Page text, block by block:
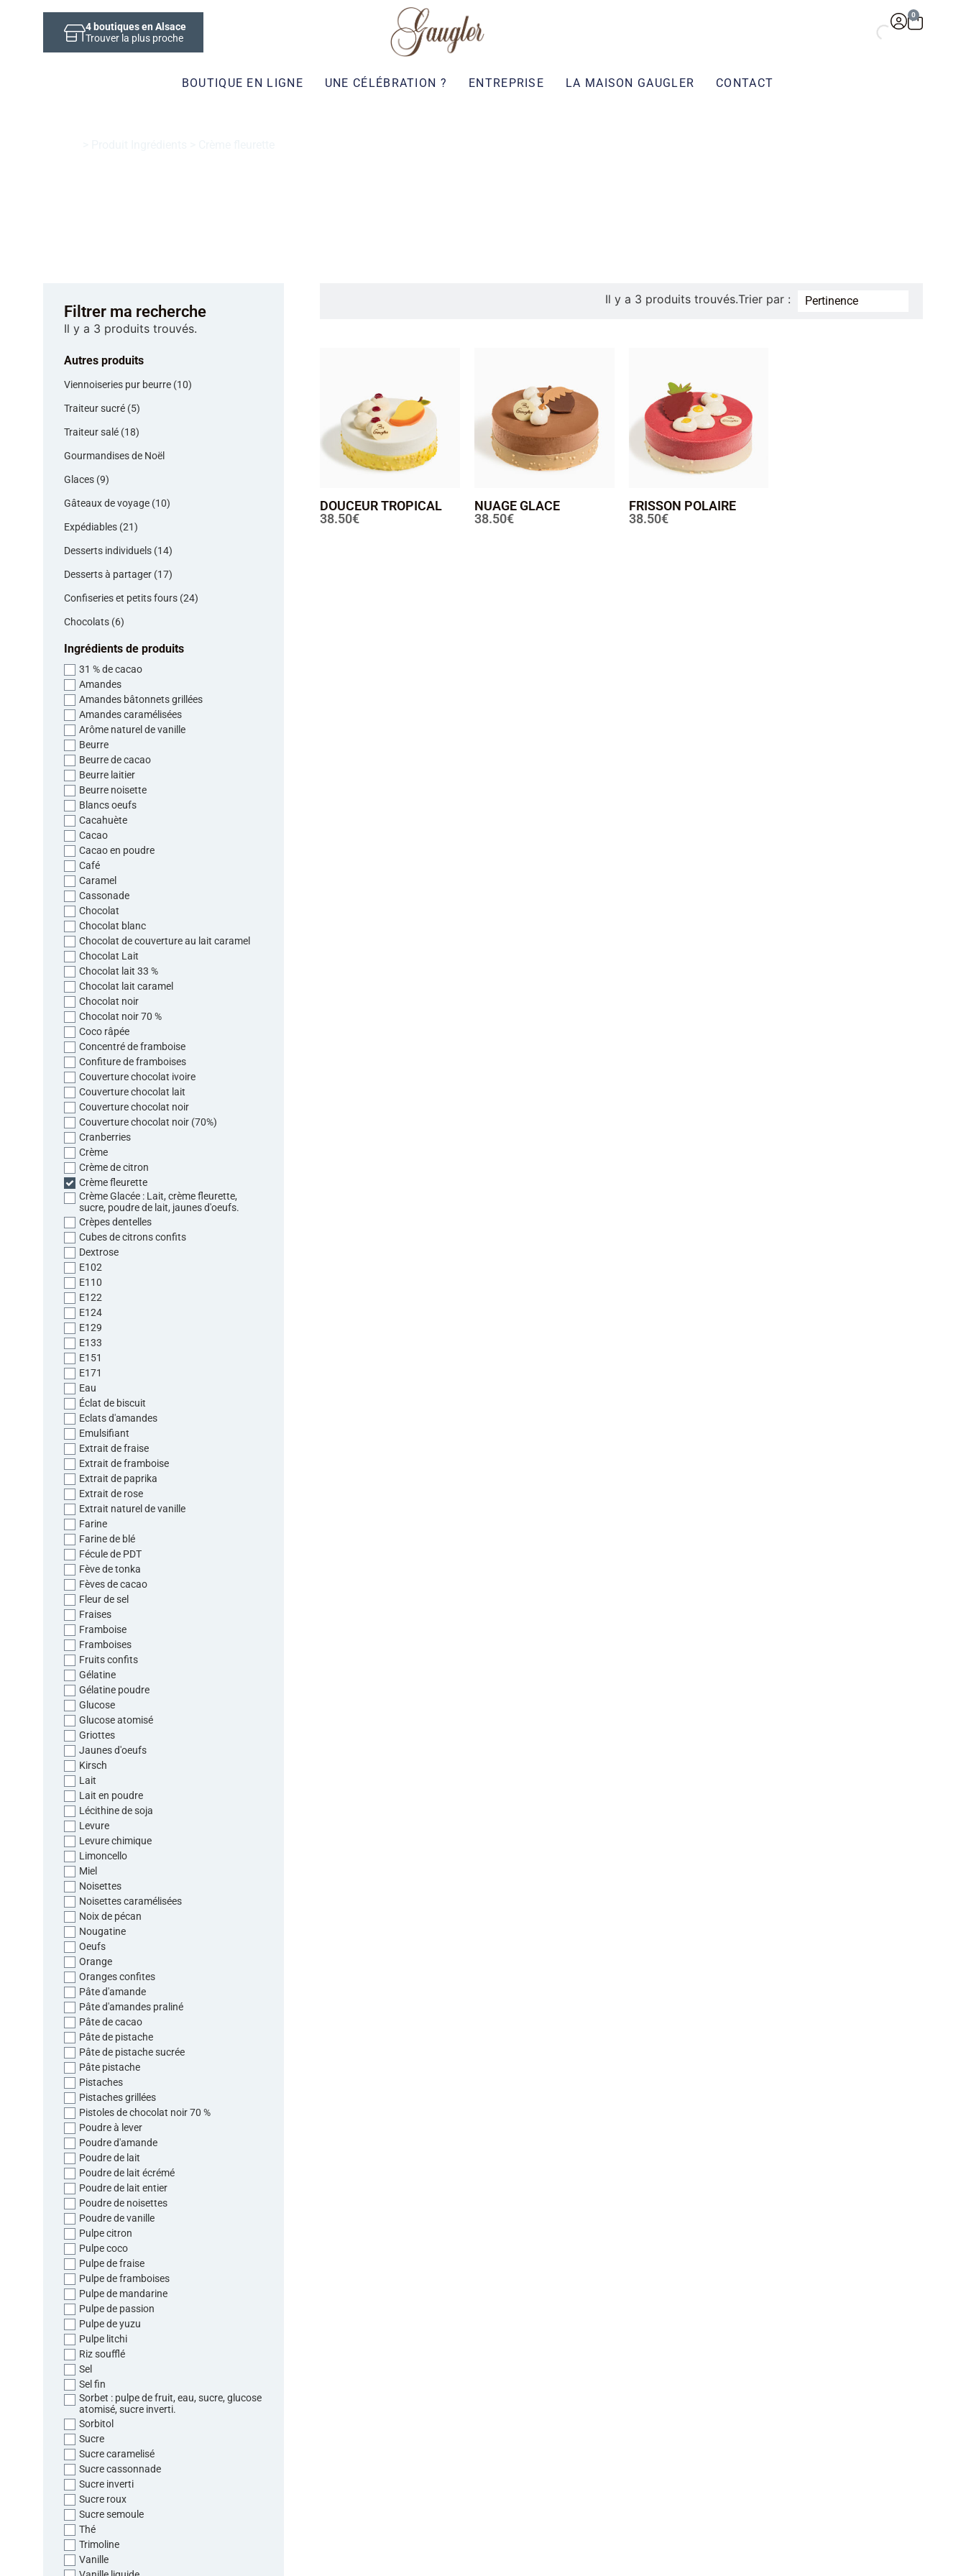
4 boutiques en Alsace
Trouver la plus proche
0
BOUTIQUE EN LIGNE UNE CÉLÉBRATION ? ENTREPRISE LA MAISON GAUGLER CONTACT
Filtrer ma recherche
Il y a 3 produits trouvés.
Autres produits
Viennoiseries pur beurre (10)
Traiteur sucré (5)
Traiteur salé (18)
Gourmandises de Noël
Glaces (9)
Gâteaux de voyage (10)
Expédiables (21)
Desserts individuels (14)
Desserts à partager (17)
Confiseries et petits fours (24)
Chocolats (6)
Ingrédients de produits
31 % de cacao
Amandes
Amandes bâtonnets grillées
Amandes caramélisées
Arôme naturel de vanille
Beurre
Beurre de cacao
Beurre laitier
Beurre noisette
Blancs oeufs
Cacahuète
Cacao
Cacao en poudre
Café
Caramel
Cassonade
Chocolat
Chocolat blanc
Chocolat de couverture au lait caramel
Chocolat Lait
Chocolat lait 33 %
Chocolat lait caramel
Chocolat noir
Chocolat noir 70 %
Coco râpée
Concentré de framboise
Confiture de framboises
Couverture chocolat ivoire
Couverture chocolat lait
Couverture chocolat noir
Couverture chocolat noir (70%)
Cranberries
Crème
Crème de citron
Crème fleurette
Crème Glacée : Lait, crème fleurette,
sucre, poudre de lait, jaunes d'oeufs.
Crèpes dentelles
Cubes de citrons confits
Dextrose
E102
E110
E122
E124
E129
E133
E151
E171
Eau
Éclat de biscuit
Eclats d'amandes
Emulsifiant
Extrait de fraise
Extrait de framboise
Extrait de paprika
Extrait de rose
Extrait naturel de vanille
Farine
Farine de blé
Fécule de PDT
Fève de tonka
Fèves de cacao
Fleur de sel
Fraises
Framboise
Framboises
Fruits confits
Gélatine
Gélatine poudre
Glucose
Glucose atomisé
Griottes
Jaunes d'oeufs
Kirsch
Lait
Lait en poudre
Lécithine de soja
Levure
Levure chimique
Limoncello
Miel
Noisettes
Noisettes caramélisées
Noix de pécan
Nougatine
Oeufs
Orange
Oranges confites
Pâte d'amande
Pâte d'amandes praliné
Pâte de cacao
Pâte de pistache
Pâte de pistache sucrée
Pâte pistache
Pistaches
Pistaches grillées
Pistoles de chocolat noir 70 %
Poudre à lever
Poudre d'amande
Poudre de lait
Poudre de lait écrémé
Poudre de lait entier
Poudre de noisettes
Poudre de vanille
Pulpe citron
Pulpe coco
Pulpe de fraise
Pulpe de framboises
Pulpe de mandarine
Pulpe de passion
Pulpe de yuzu
Pulpe litchi
Riz soufflé
Sel
Sel fin
Sorbet : pulpe de fruit, eau, sucre, glucose
atomisé, sucre inverti.
Sorbitol
Sucre
Sucre caramelisé
Sucre cassonnade
Sucre inverti
Sucre roux
Sucre semoule
Thé
Trimoline
Vanille
Trier par :
Il y a 3 produits trouvés.
DOUCEUR TROPICAL
38.50€
NUAGE GLACE
38.50€
FRISSON POLAIRE
38.50€